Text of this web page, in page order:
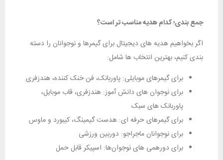
جمع بندی؛ کدام هدیه مناسب‌ تر است؟
اگر بخواهیم هدیه‌ های دیجیتال برای گیمرها و نوجوانان را دسته‌
بندی کنیم، بهترین انتخاب‌ ها شامل:
برای گیمرهای موبایلی: پاوربانک، فن خنک کننده، هندزفری
برای نوجوان‌ های دانش‌ آموز: هندزفری، قاب موبایل،
پاوربانک‌ های سبک
برای گیمرهای حرفه‌ ای: هدست گیمینگ، کیبورد و ماوس
برای نوجوانان ماجراجو: دوربین ورزشی
برای دورهمی‌ های نوجوان‌ها: اسپیکر قابل حمل